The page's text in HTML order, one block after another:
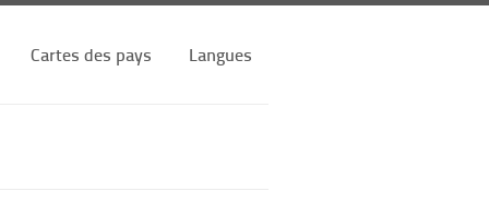
Cartes des pays Langues